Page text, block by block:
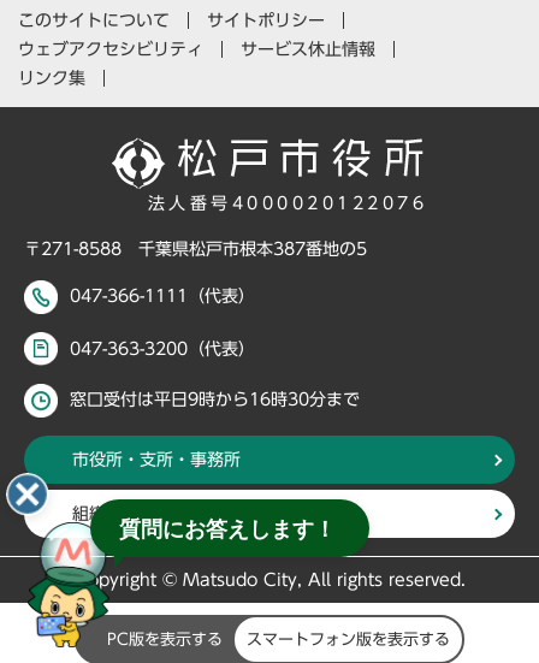
このサイトについて
サイトポリシー
ウェブアクセシビリティ
サービス休止情報
リンク集
法人番号4000020122076
〒271-8588 千葉県松戸市根本387番地の5
047-366-1111（代表）
047-363-3200（代表）
窓口受付は平日9時から16時30分まで
市役所・支所・事務所
組織・部署から探す
Copyright © Matsudo City, All rights reserved.
PC版を表示する スマートフォン版を表示する
質問にお答えします！